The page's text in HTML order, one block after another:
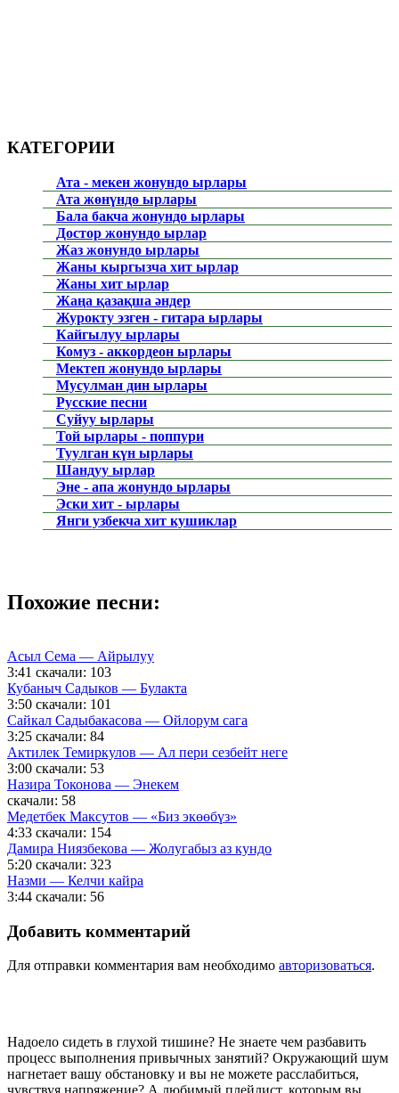
КАТЕГОРИИ
Ата - мекен жонундо ырлары
Ата жөнүндө ырлары
Бала бакча жонундо ырлары
Достор жонундо ырлар
Жаз жонундо ырлары
Жаны кыргызча хит ырлар
Жаны хит ырлар
Жаңа қазақша әндер
Журокту эзген - гитара ырлары
Кайгылуу ырлары
Комуз - аккордеон ырлары
Мектеп жонундо ырлары
Мусулман дин ырлары
Русские песни
Суйуу ырлары
Той ырлары - поппури
Туулган күн ырлары
Шандуу ырлар
Эне - апа жонундо ырлары
Эски хит - ырлары
Янги узбекча хит кушиклар
Похожие песни:
Асыл Сема — Айрылуу
3:41 скачали: 103
Кубаныч Садыков — Булакта
3:50 скачали: 101
Сайкал Садыбакасова — Ойлорум сага
3:25 скачали: 84
Актилек Темиркулов — Ал пери сезбейт неге
3:00 скачали: 53
Назира Токонова — Энекем
скачали: 58
Медетбек Максутов — «Биз экөөбүз»
4:33 скачали: 154
Дамира Ниязбекова — Жолугабыз аз кундо
5:20 скачали: 323
Назми — Келчи кайра
3:44 скачали: 56
Добавить комментарий
Для отправки комментария вам необходимо авторизоваться.
Надоело сидеть в глухой тишине? Не знаете чем разбавить
процесс выполнения привычных занятий? Окружающий шум
нагнетает вашу обстановку и вы не можете расслабиться,